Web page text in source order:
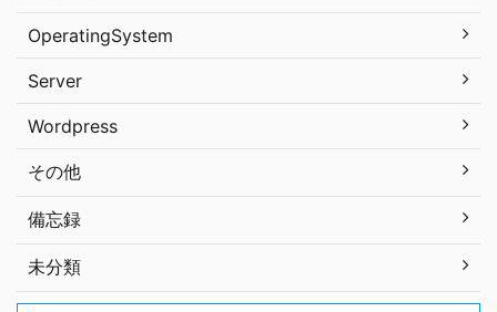
OperatingSystem
Server
Wordpress
その他
備忘録
未分類